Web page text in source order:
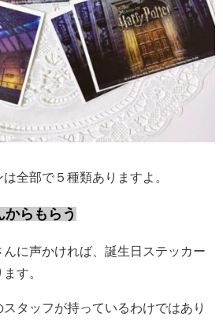
全部で５種類ありますよ。
からもらう
に声かければ、誕生日ステッカー
す。
タッフが持っているわけではあり